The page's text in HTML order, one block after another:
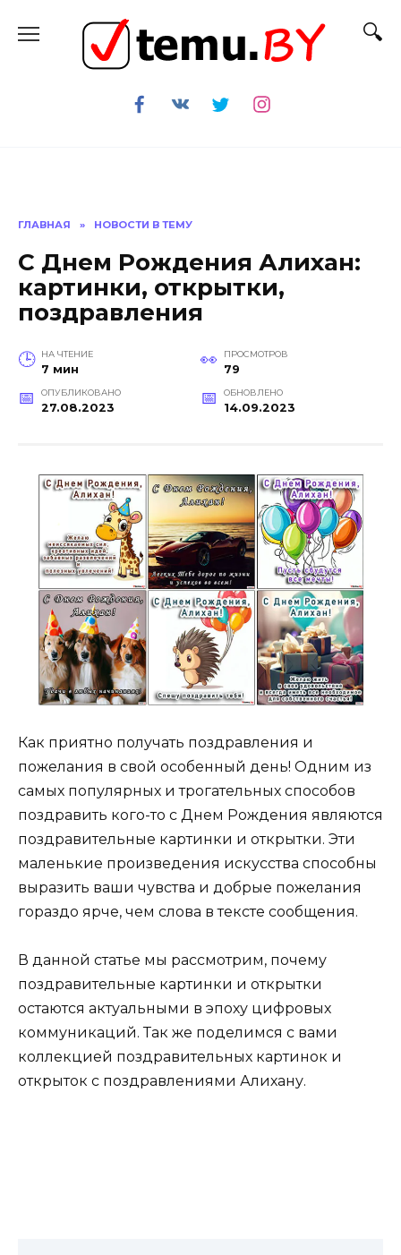
содержанию
ГЛАВНАЯ » НОВОСТИ В ТЕМУ
С Днем Рождения Алихан:
картинки, открытки,
поздравления
НА ЧТЕНИЕ
7 мин
ПРОСМОТРОВ
79
ОПУБЛИКОВАНО
27.08.2023
ОБНОВЛЕНО
14.09.2023
Как приятно получать поздравления и
пожелания в свой особенный день! Одним из
самых популярных и трогательных способов
поздравить кого-то с Днем Рождения являются
поздравительные картинки и открытки. Эти
маленькие произведения искусства способны
выразить ваши чувства и добрые пожелания
гораздо ярче, чем слова в тексте сообщения.
В данной статье мы рассмотрим, почему
поздравительные картинки и открытки
остаются актуальными в эпоху цифровых
коммуникаций. Так же поделимся с вами
коллекцией поздравительных картинок и
открыток с поздравлениями Алихану.